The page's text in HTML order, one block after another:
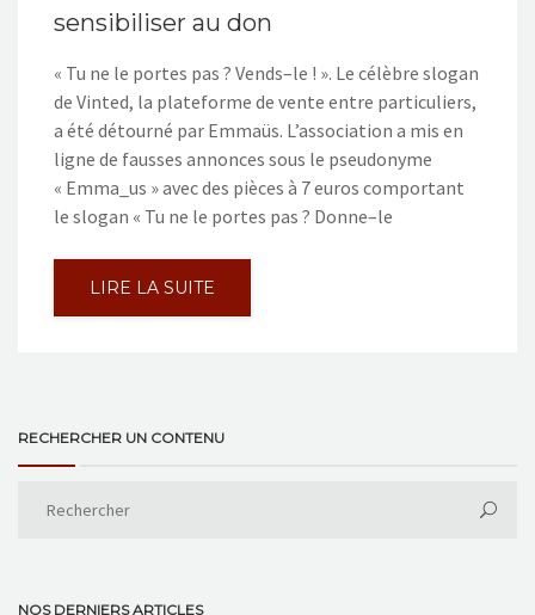
sensibiliser au don
« Tu ne le portes pas ? Vends–le ! ». Le célèbre slogan
de Vinted, la plateforme de vente entre particuliers,
a été détourné par Emmaüs. L’association a mis en
ligne de fausses annonces sous le pseudonyme
« Emma_us » avec des pièces à 7 euros comportant
le slogan « Tu ne le portes pas ? Donne–le
LIRE LA SUITE
RECHERCHER UN CONTENU
NOS DERNIERS ARTICLES